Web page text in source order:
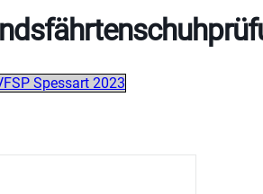
Spessart 2023